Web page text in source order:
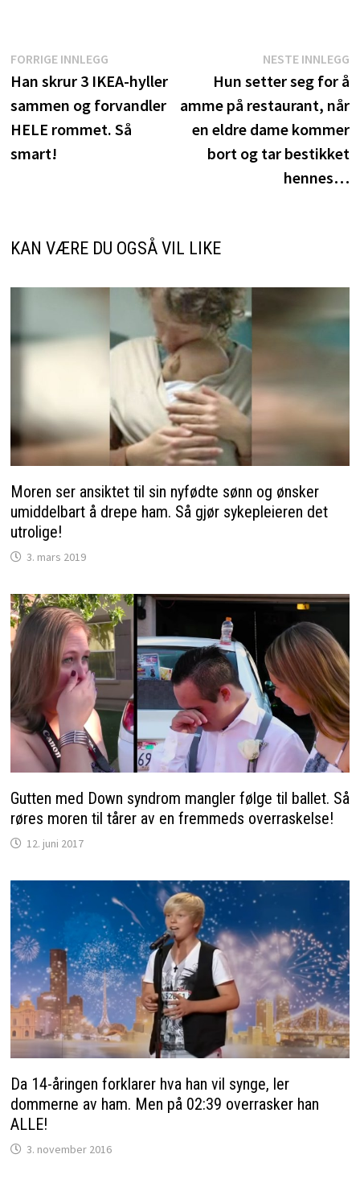
Innleggsnavigasjon
FORRIGE INNLEGGForrige
innlegg:
Han skrur 3 IKEA-hyller
sammen og forvandler
HELE rommet. Så
smart!
NESTE INNLEGG
Hun setter seg for å
amme på restaurant, når
en eldre dame kommer
bort og tar bestikket
hennes…
KAN VÆRE DU OGSÅ VIL LIKE
Moren ser ansiktet til sin nyfødte sønn og ønsker
umiddelbart å drepe ham. Så gjør sykepleieren det
utrolige!
3. mars 2019
Gutten med Down syndrom mangler følge til ballet. Så
røres moren til tårer av en fremmeds overraskelse!
12. juni 2017
Da 14-åringen forklarer hva han vil synge, ler
dommerne av ham. Men på 02:39 overrasker han
ALLE!
3. november 2016